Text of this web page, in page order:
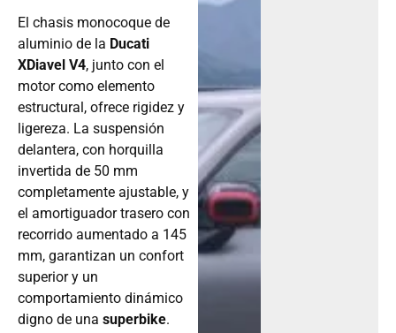
El chasis monocoque de
aluminio de la Ducati
XDiavel V4, junto con el
motor como elemento
estructural, ofrece rigidez y
ligereza. La suspensión
delantera, con horquilla
invertida de 50 mm
completamente ajustable, y
el amortiguador trasero con
recorrido aumentado a 145
mm, garantizan un confort
superior y un
comportamiento dinámico
digno de una superbike.